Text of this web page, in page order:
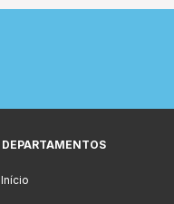
DEPARTAMENTOS
Início